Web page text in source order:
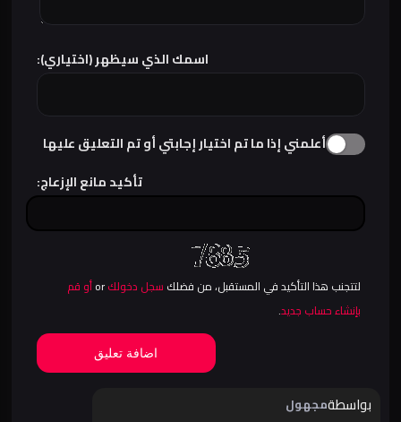
اسمك الذي سيظهر (اختياري):
أعلمني إذا ما تم اختيار إجابتي أو تم التعليق عليها
تأكيد مانع الإزعاج:
لتتجنب هذا التأكيد في المستقبل، من فضلك سجل دخولكor
أو قم
بإنشاء حساب جديد.
اضافة تعليق
بواسطةمجهول